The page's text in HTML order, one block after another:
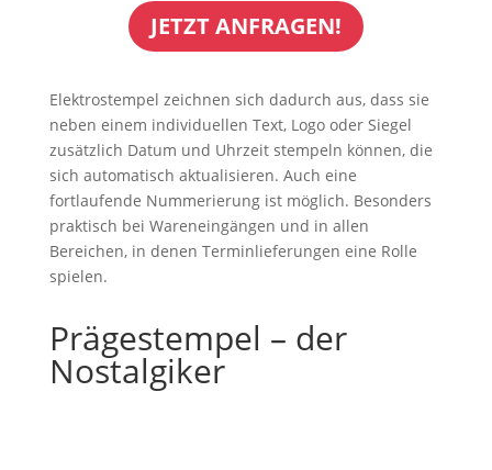
JETZT ANFRAGEN!
Elektrostempel zeichnen sich dadurch aus, dass sie
neben einem individuellen Text, Logo oder Siegel
zusätzlich Datum und Uhrzeit stempeln können, die
sich automatisch aktualisieren. Auch eine
fortlaufende Nummerierung ist möglich. Besonders
praktisch bei Wareneingängen und in allen
Bereichen, in denen Terminlieferungen eine Rolle
spielen.
Prägestempel – der
Nostalgiker